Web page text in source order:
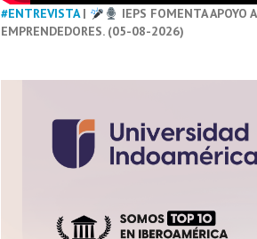
#ENTREVISTA|
IEPS FOMENTA APOYO A
EMPRENDEDORES. (05-08-2026)